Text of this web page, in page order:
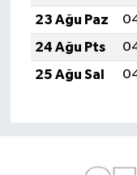
23 Ağu Paz
24 Ağu Pts
25 Ağu Sal